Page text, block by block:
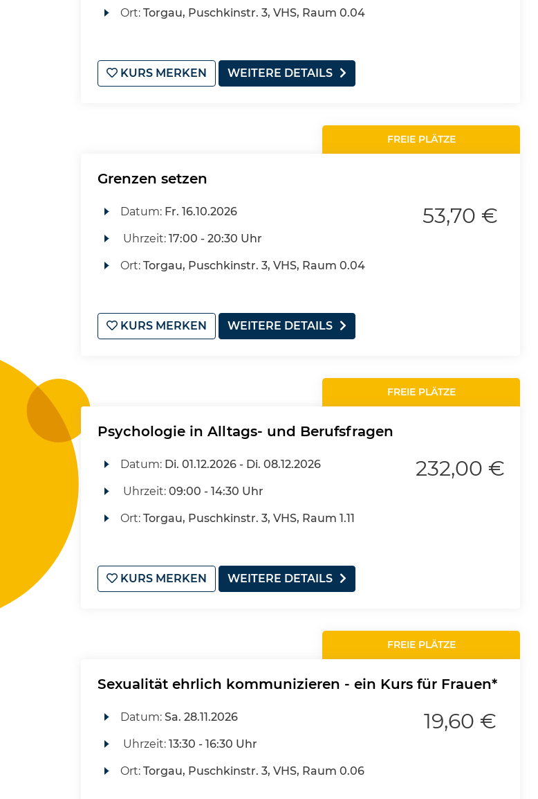
Ort: Torgau, Puschkinstr. 3, VHS, Raum 0.04
KURS MERKEN WEITERE DETAILS
FREIE PLÄTZE
Grenzen setzen
Datum: Fr. 16.10.2026
Uhrzeit: 17:00 - 20:30 Uhr
Ort: Torgau, Puschkinstr. 3, VHS, Raum 0.04
53,70 €
KURS MERKEN WEITERE DETAILS
FREIE PLÄTZE
Psychologie in Alltags- und Berufsfragen
Datum: Di. 01.12.2026 - Di. 08.12.2026
Uhrzeit: 09:00 - 14:30 Uhr
Ort: Torgau, Puschkinstr. 3, VHS, Raum 1.11
232,00 €
KURS MERKEN WEITERE DETAILS
FREIE PLÄTZE
Sexualität ehrlich kommunizieren - ein Kurs für Frauen*
Datum: Sa. 28.11.2026
Uhrzeit: 13:30 - 16:30 Uhr
Ort: Torgau, Puschkinstr. 3, VHS, Raum 0.06
19,60 €